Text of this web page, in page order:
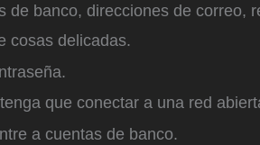
de banco, direcciones de correo,
cosas delicadas.
que conectar a una red
a cuentas de banco.